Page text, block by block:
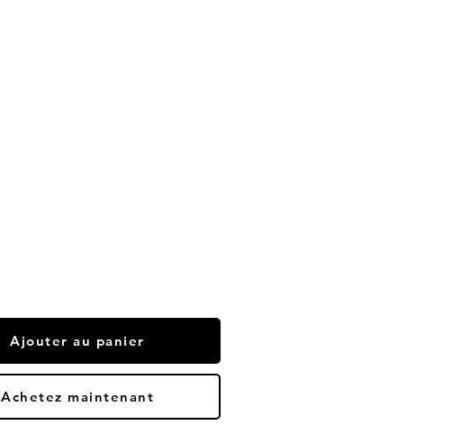
Ajouter au panier
Achetez maintenant